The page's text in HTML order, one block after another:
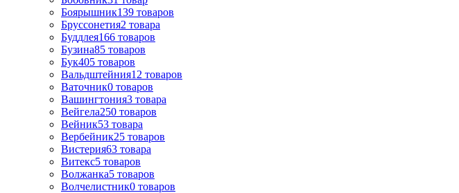
Боярышник139 товаров
Бруссонетия2 товара
Буддлея166 товаров
Бузина85 товаров
Бук405 товаров
Вальдштейния12 товаров
Ваточник0 товаров
Вашингтония3 товара
Вейгела250 товаров
Вейник53 товара
Вербейник25 товаров
Вистерия63 товара
Витекс5 товаров
Волжанка5 товаров
Волчелистник0 товаров